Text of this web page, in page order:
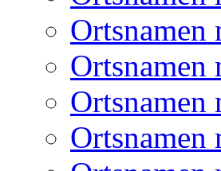
Ortsnamen
Ortsnamen
Ortsnamen